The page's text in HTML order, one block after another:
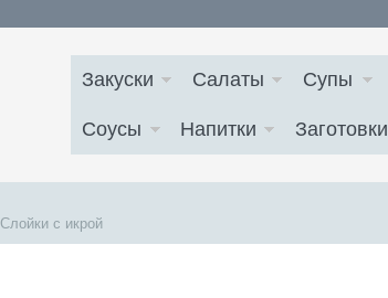
Закуски Салаты Супы
Соусы Напитки Заготовки
Слойки с икрой